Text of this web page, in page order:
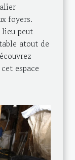
foyers.
peut
atout de
espace